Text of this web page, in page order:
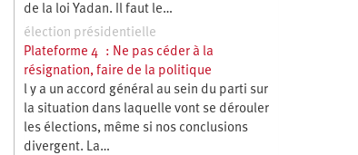
de la loi Yadan. Il faut le…
élection présidentielle
Plateforme 4 : Ne pas céder à la
résignation, faire de la politique
l y a un accord général au sein du parti sur
la situation dans laquelle vont se dérouler
les élections, même si nos conclusions
divergent. La…